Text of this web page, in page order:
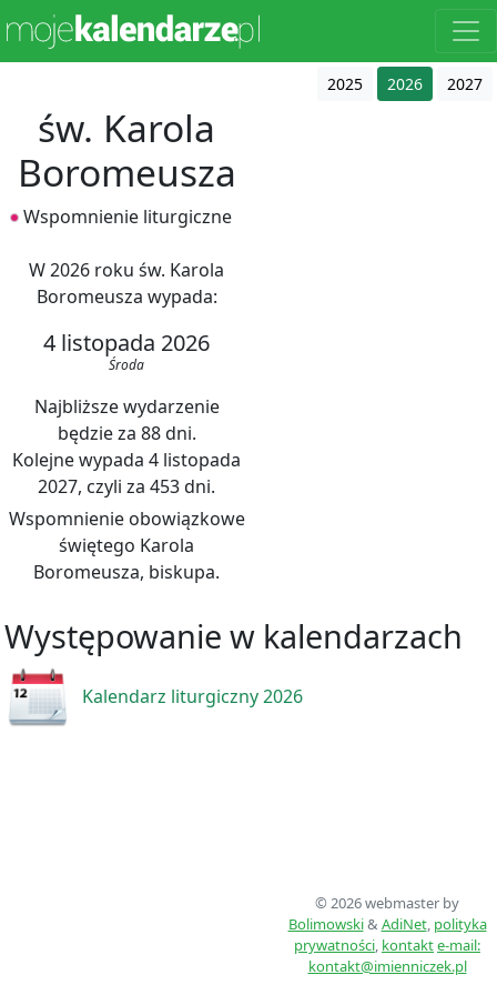
2025 2026 2027
św. Karola
Boromeusza
Wspomnienie liturgiczne
W 2026 roku św. Karola
Boromeusza wypada:
4 listopada 2026
Środa
Najbliższe wydarzenie
będzie za 88 dni.
Kolejne wypada 4 listopada
2027, czyli za 453 dni.
Wspomnienie obowiązkowe
świętego Karola
Boromeusza, biskupa.
Występowanie w kalendarzach
Kalendarz liturgiczny 2026
© 2026 webmaster by
Bolimowski& AdiNet, polityka
prywatności, kontakte-mail:
kontakt@imienniczek.pl